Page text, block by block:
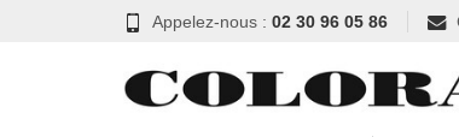
Appelez-nous : 02 30 96 05 86